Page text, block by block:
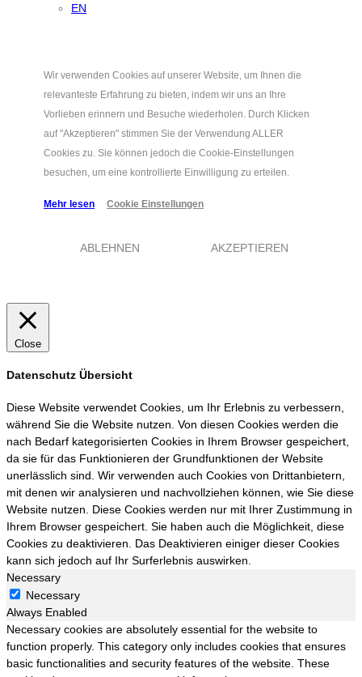
EN
Wir verwenden Cookies auf unserer Website, um Ihnen die
relevanteste Erfahrung zu bieten, indem wir uns an Ihre
Vorlieben erinnern und Besuche wiederholen. Durch Klicken
auf "Akzeptieren" stimmen Sie der Verwendung ALLER
Cookies zu. Sie können jedoch die Cookie-Einstellungen
besuchen, um eine kontrollierte Einwilligung zu erteilen.
Mehr lesen Cookie Einstellungen
ABLEHNEN AKZEPTIEREN
Close
Datenschutz Übersicht
Diese Website verwendet Cookies, um Ihr Erlebnis zu verbessern,
während Sie die Website nutzen. Von diesen Cookies werden die
nach Bedarf kategorisierten Cookies in Ihrem Browser gespeichert,
da sie für das Funktionieren der Grundfunktionen der Website
unerlässlich sind. Wir verwenden auch Cookies von Drittanbietern,
mit denen wir analysieren und nachvollziehen können, wie Sie diese
Website nutzen. Diese Cookies werden nur mit Ihrer Zustimmung in
Ihrem Browser gespeichert. Sie haben auch die Möglichkeit, diese
Cookies zu deaktivieren. Das Deaktivieren einiger dieser Cookies
kann sich jedoch auf Ihr Surferlebnis auswirken.
Necessary
Necessary
Always Enabled
Necessary cookies are absolutely essential for the website to
function properly. This category only includes cookies that ensures
basic functionalities and security features of the website. These